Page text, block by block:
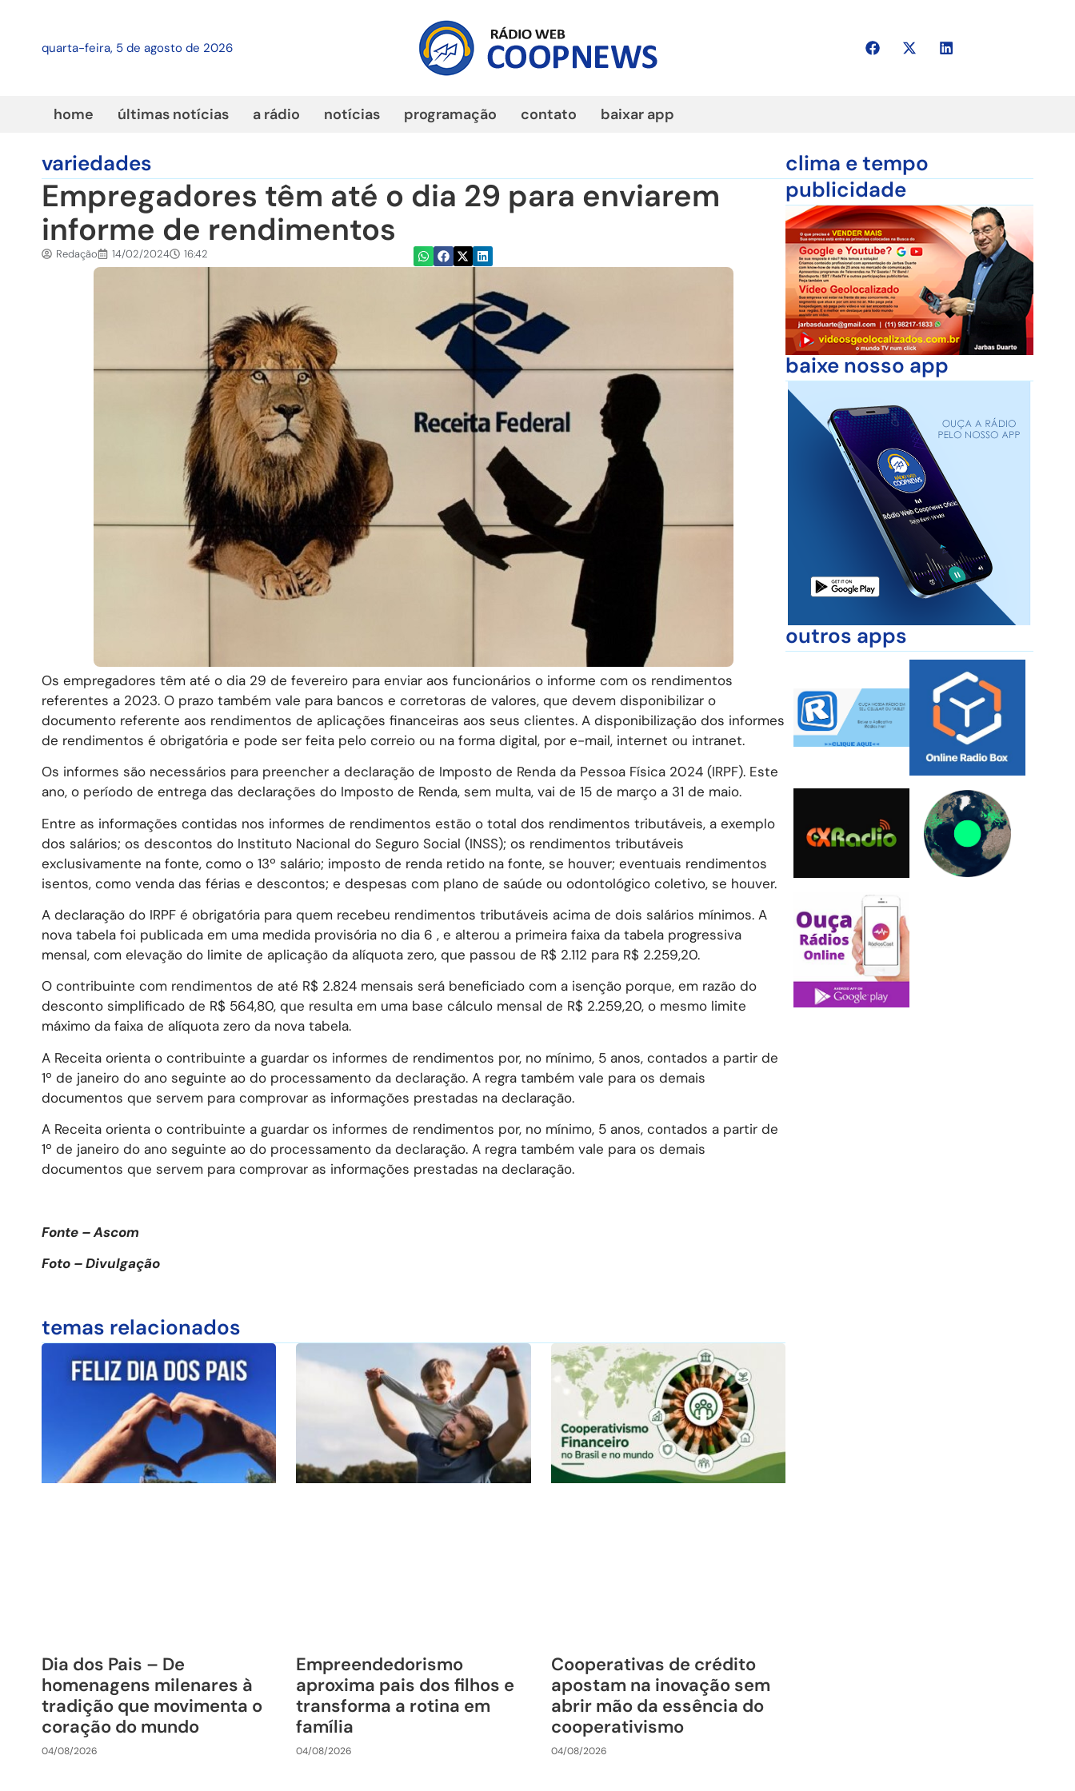
quarta-feira, 5 de agosto de 2026
home últimas notícias a rádio notícias programação contato baixar app
variedades
Empregadores têm até o dia 29 para enviarem
informe de rendimentos
Redação 14/02/2024 16:42
Os empregadores têm até o dia 29 de fevereiro para enviar aos funcionários o informe com os rendimentos
referentes a 2023. O prazo também vale para bancos e corretoras de valores, que devem disponibilizar o
documento referente aos rendimentos de aplicações financeiras aos seus clientes. A disponibilização dos informes
de rendimentos é obrigatória e pode ser feita pelo correio ou na forma digital, por e-mail, internet ou intranet.
Os informes são necessários para preencher a declaração de Imposto de Renda da Pessoa Física 2024 (IRPF). Este
ano, o período de entrega das declarações do Imposto de Renda, sem multa, vai de 15 de março a 31 de maio.
Entre as informações contidas nos informes de rendimentos estão o total dos rendimentos tributáveis, a exemplo
dos salários; os descontos do Instituto Nacional do Seguro Social (INSS); os rendimentos tributáveis
exclusivamente na fonte, como o 13º salário; imposto de renda retido na fonte, se houver; eventuais rendimentos
isentos, como venda das férias e descontos; e despesas com plano de saúde ou odontológico coletivo, se houver.
A declaração do IRPF é obrigatória para quem recebeu rendimentos tributáveis acima de dois salários mínimos. A
nova tabela foi publicada em uma medida provisória no dia 6 , e alterou a primeira faixa da tabela progressiva
mensal, com elevação do limite de aplicação da alíquota zero, que passou de R$ 2.112 para R$ 2.259,20.
O contribuinte com rendimentos de até R$ 2.824 mensais será beneficiado com a isenção porque, em razão do
desconto simplificado de R$ 564,80, que resulta em uma base cálculo mensal de R$ 2.259,20, o mesmo limite
máximo da faixa de alíquota zero da nova tabela.
A Receita orienta o contribuinte a guardar os informes de rendimentos por, no mínimo, 5 anos, contados a partir de
1º de janeiro do ano seguinte ao do processamento da declaração. A regra também vale para os demais
documentos que servem para comprovar as informações prestadas na declaração.
A Receita orienta o contribuinte a guardar os informes de rendimentos por, no mínimo, 5 anos, contados a partir de
1º de janeiro do ano seguinte ao do processamento da declaração. A regra também vale para os demais
documentos que servem para comprovar as informações prestadas na declaração.
Fonte – Ascom
Foto – Divulgação
temas relacionados
Dia dos Pais – De
homenagens milenares à
tradição que movimenta o
coração do mundo
04/08/2026
Empreendedorismo
aproxima pais dos filhos e
transforma a rotina em
família
04/08/2026
Cooperativas de crédito
apostam na inovação sem
abrir mão da essência do
cooperativismo
04/08/2026
clima e tempo
publicidade
baixe nosso app
outros apps